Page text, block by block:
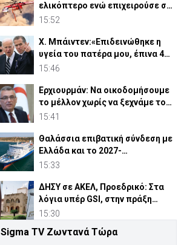
ελικόπτερο ενώ επιχειρούσε σε
δασική πυρκαγιά
15:52
Χ. Μπάιντεν:«Επιδεινώθηκε η
υγεία του πατέρα μου, έπινα 4
λίτρα βότκα τη μέρα»
15:46
Ερχιουρμάν: Να οικοδομήσουμε
το μέλλον χωρίς να ξεχνάμε το
παρελθόν
15:41
Θαλάσσια επιβατική σύνδεση με
Ελλάδα και το 2027-
Αποφασίζουν αν θα συνεχίσει
15:33
ΔΗΣΥ σε ΑΚΕΛ, Προεδρικό: Στα
λόγια υπέρ GSI, στην πράξη
γεμάτοι «αστερίσκους»
15:30
Ιράν-Ομάν: Κοντά σε συμφωνία
Sigma TV Ζωντανά Τώρα